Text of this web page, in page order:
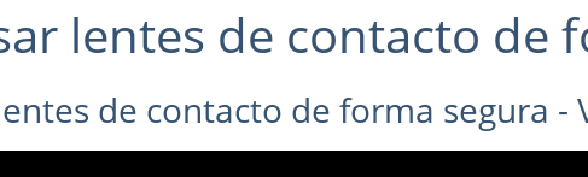
lentes de contacto de
de contacto de forma segura -